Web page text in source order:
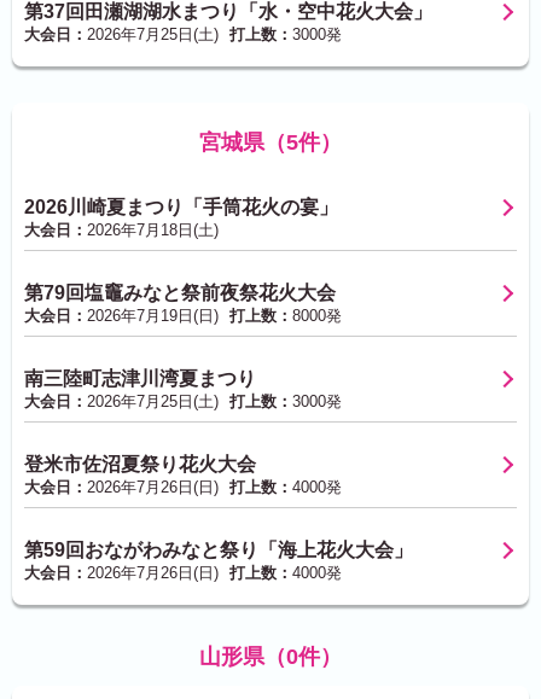
第37回田瀬湖湖水まつり「水・空中花火大会」
大会日： 2026年7月25日(土) 打上数： 3000発
宮城県（5件）
2026川崎夏まつり「手筒花火の宴」
大会日： 2026年7月18日(土)
第79回塩竈みなと祭前夜祭花火大会
大会日： 2026年7月19日(日) 打上数： 8000発
南三陸町志津川湾夏まつり
大会日： 2026年7月25日(土) 打上数： 3000発
登米市佐沼夏祭り花火大会
大会日： 2026年7月26日(日) 打上数： 4000発
第59回おながわみなと祭り「海上花火大会」
大会日： 2026年7月26日(日) 打上数： 4000発
山形県（0件）